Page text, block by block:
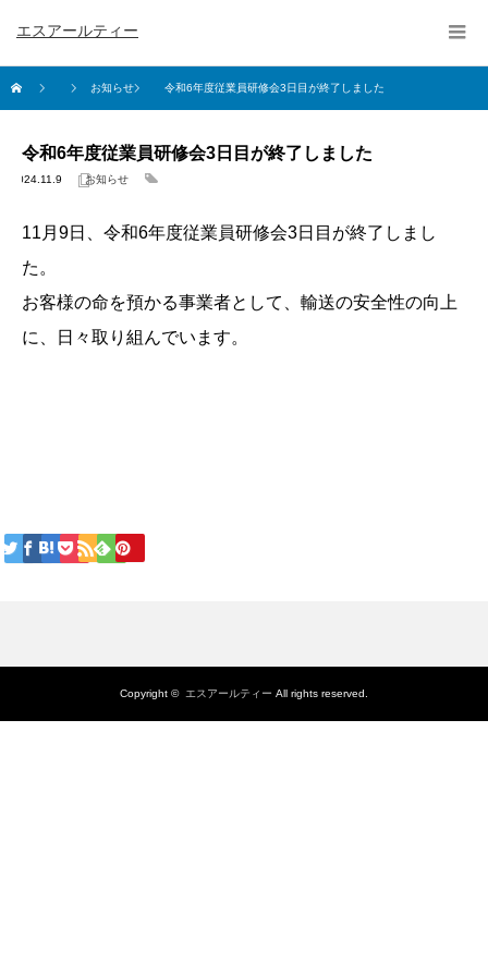
エスアールティー
お知らせ 令和6年度従業員研修会3日目が終了しました
令和6年度従業員研修会3日目が終了しました
2024.11.9 お知らせ
11月9日、令和6年度従業員研修会3日目が終了しまし
た。
お客様の命を預かる事業者として、輸送の安全性の向上
に、日々取り組んでいます。
Copyright © エスアールティー All rights reserved.